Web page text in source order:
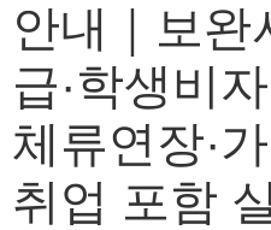
안내｜보완
급·학생비
체류연장·
취업 포함